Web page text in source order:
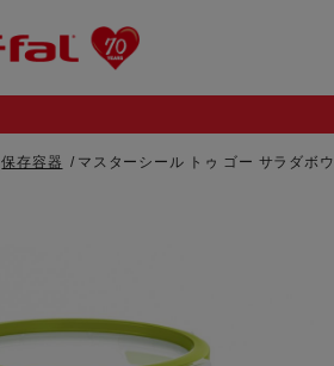
保存容器 マスターシール トゥ ゴー サラダボ